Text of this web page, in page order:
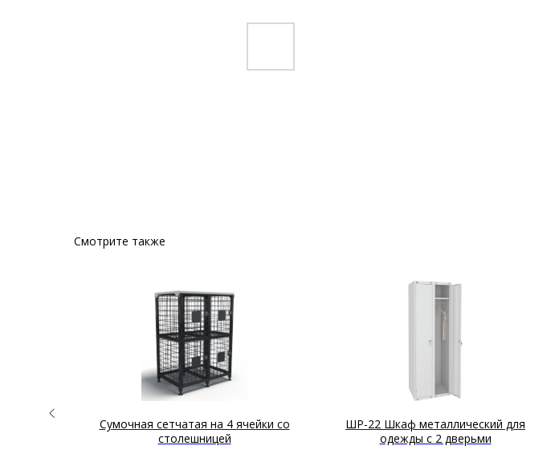
Смотрите также
Сумочная сетчатая на 4 ячейки со
столешницей
ШР-22 Шкаф металлический для
одежды с 2 дверьми